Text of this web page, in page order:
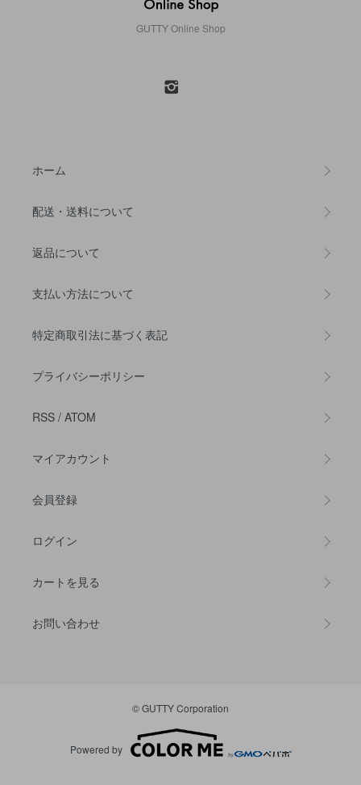
GUTTY Online Shop
ホーム
配送・送料について
返品について
支払い方法について
特定商取引法に基づく表記
プライバシーポリシー
RSS / ATOM
マイアカウント
会員登録
ログイン
カートを見る
お問い合わせ
© GUTTY Corporation
Powered by